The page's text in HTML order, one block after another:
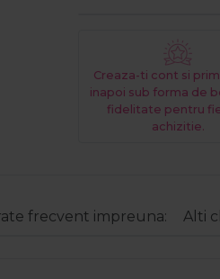
Creaza-ti cont si
inapoi sub forma de
fidelitate pentru
achizitie.
frecvent impreuna: Alti